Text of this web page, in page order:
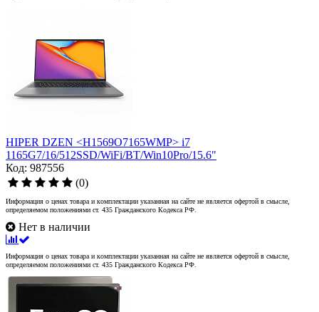
HIPER DZEN <H1569O7165WMP> i7
1165G7/16/512SSD/WiFi/BT/Win10Pro/15.6"
Код: 987556
(0)
Информация о ценах товара и комплектации указанная на сайте не является офертой в смысле,
определяемом положениями ст. 435 Гражданского Кодекса РФ.
Нет в наличии
Информация о ценах товара и комплектации указанная на сайте не является офертой в смысле,
определяемом положениями ст. 435 Гражданского Кодекса РФ.